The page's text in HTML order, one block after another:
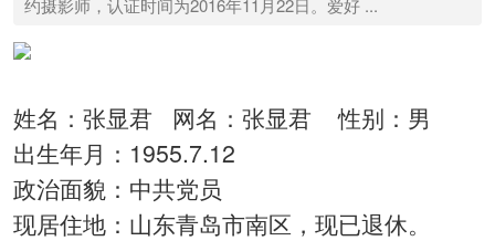
约摄影师，认证时间为2016年11月22日。爱好 ...
姓名：张显君 网名：张显君
性别：男
出生年月：1955.7.12
政治面貌：中共党员
现居住地：山东青岛市南区，现已退休。